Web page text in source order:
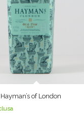
of London